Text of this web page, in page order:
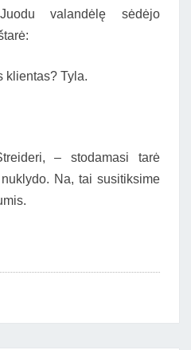
valandėlę sėdėjo
klientas? Tyla.
– stodamasi tarė
Na, tai susitiksime